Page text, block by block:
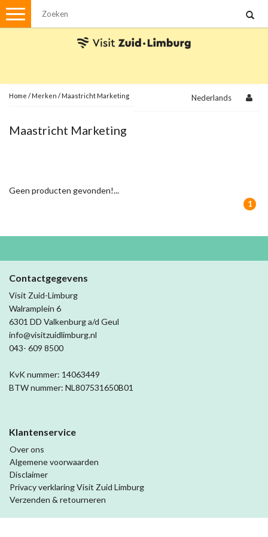
Menu
Met de auto
Visvergunningen
Ansichtkaarten
Home / Merken / Maastricht Marketing Nederlands
Maastricht Marketing
Geen producten gevonden!...
1
Contactgegevens
Visit Zuid-Limburg
Walramplein 6
6301 DD Valkenburg a/d Geul
info@visitzuidlimburg.nl
043- 609 8500
KvK nummer: 14063449
BTW nummer: NL807531650B01
Klantenservice
Over ons
Algemene voorwaarden
Disclaimer
Privacy verklaring Visit Zuid Limburg
Verzenden & retourneren